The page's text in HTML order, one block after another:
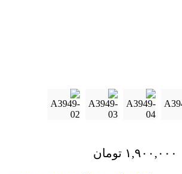
۱,۹۰۰,۰۰۰ تومان